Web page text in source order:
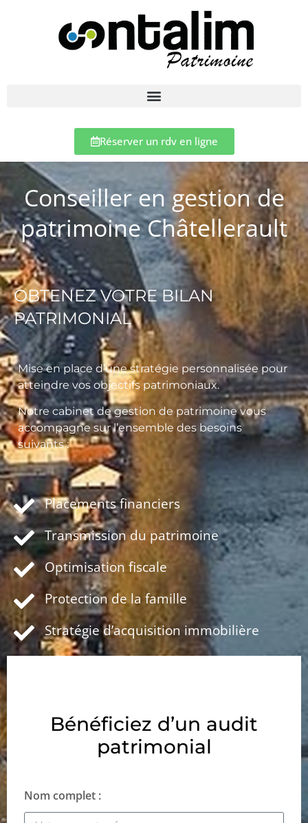
Réserver un rdv en ligne
Conseiller en gestion de
patrimoine Châtellerault
OBTENEZ VOTRE BILAN
PATRIMONIAL
Mise en place d’une stratégie personnalisée pour
atteindre vos objectifs patrimoniaux.
Notre cabinet de gestion de patrimoine vous
accompagne sur l’ensemble des besoins
suivants :
Placements financiers
Transmission du patrimoine
Optimisation fiscale
Protection de la famille
Stratégie d’acquisition immobilière
Bénéficiez d’un audit
patrimonial
Nom complet :